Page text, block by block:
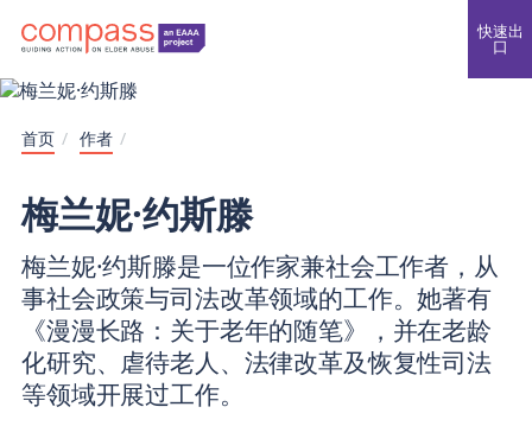
快速出
口
首页 / 作者 /
梅兰妮·约斯滕
梅兰妮·约斯滕是一位作家兼社会工作者，从
事社会政策与司法改革领域的工作。她著有
《漫漫长路：关于老年的随笔》，并在老龄
化研究、虐待老人、法律改革及恢复性司法
等领域开展过工作。